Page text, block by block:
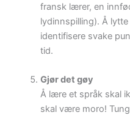
fransk lærer, en
lydinnspilling). Å
identifisere svake
tid.
Gjør det gøy
Å lære et språk skal
skal være moro!